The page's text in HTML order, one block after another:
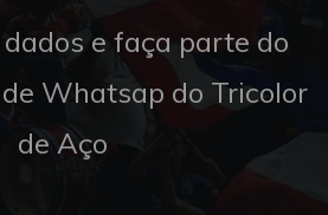
e faça parte do
Whatsap do Tricolor
de Aço